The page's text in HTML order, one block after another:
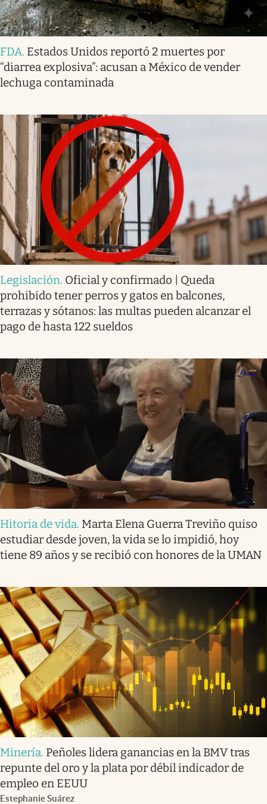
FDA. Estados Unidos reportó 2 muertes por
“diarrea explosiva”: acusan a México de vender
lechuga contaminada
Legislación. Oficial y confirmado | Queda
prohibido tener perros y gatos en balcones,
terrazas y sótanos: las multas pueden alcanzar el
pago de hasta 122 sueldos
Hitoria de vida. Marta Elena Guerra Treviño quiso
estudiar desde joven, la vida se lo impidió, hoy
tiene 89 años y se recibió con honores de la UMAN
Minería. Peñoles lidera ganancias en la BMV tras
repunte del oro y la plata por débil indicador de
empleo en EEUU
Estephanie Suárez